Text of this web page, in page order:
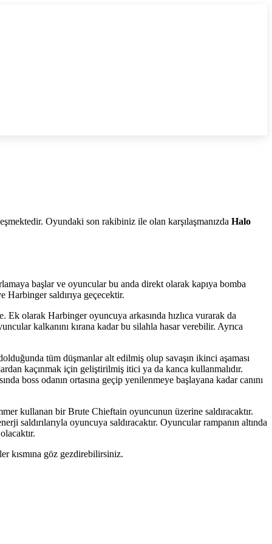
Oyundaki son rakibiniz ile olan karşılaşmanızda Halo
başlar ve oyuncular bu anda direkt olarak kapıya bomba
Harbinger saldırıya geçecektir.
olarak Harbinger oyuncuya arkasında hızlıca vurarak da
kalkanını kırana kadar bu silahla hasar verebilir. Ayrıca
tüm düşmanlar alt edilmiş olup savaşın ikinci aşaması
kaçınmak için geliştirilmiş itici ya da kanca kullanmalıdır.
boss odanın ortasına geçip yenilenmeye başlayana kadar canını
kullanan bir Brute Chieftain oyuncunun üzerine saldıracaktır.
saldırılarıyla oyuncuya saldıracaktır. Oyuncular rampanın altında
kısmına göz gezdirebilirsiniz.